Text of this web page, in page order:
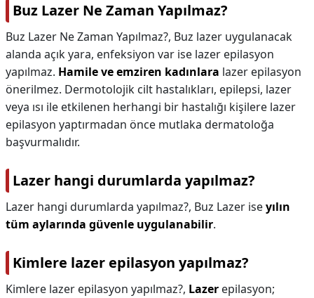
Buz Lazer Ne Zaman Yapılmaz?
Buz Lazer Ne Zaman Yapılmaz?, Buz lazer uygulanacak
alanda açık yara, enfeksiyon var ise lazer epilasyon
yapılmaz. Hamile ve emziren kadınlara lazer epilasyon
önerilmez. Dermotolojik cilt hastalıkları, epilepsi, lazer
veya ısı ile etkilenen herhangi bir hastalığı kişilere lazer
epilasyon yaptırmadan önce mutlaka dermatoloğa
başvurmalıdır.
Lazer hangi durumlarda yapılmaz?
Lazer hangi durumlarda yapılmaz?, Buz Lazer iseyılın
tüm aylarında güvenle uygulanabilir.
Kimlere lazer epilasyon yapılmaz?
Kimlere lazer epilasyon yapılmaz?, Lazer epilasyon;